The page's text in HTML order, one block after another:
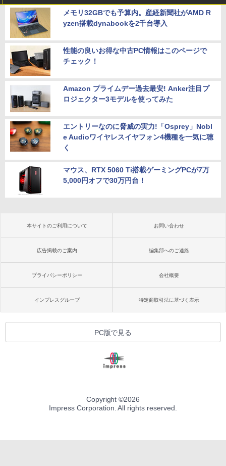
メモリ32GBでも予算内。産経新聞社がAMD R
yzen搭載dynabookを2千台導入
性能の良いお得な中古PC情報はこのページで
チェック！
Amazon プライムデー過去最安! Anker注目プ
ロジェクター3モデルを使ってみた
エントリーなのに脅威の実力!「Osprey」Nobl
e Audioワイヤレスイヤフォン4機種を一気に聴
く
マウス、RTX 5060 Ti搭載ゲーミングPCが7万
5,000円オフで30万円台！
本サイトのご利用について お問い合わせ
広告掲載のご案内 編集部へのご連絡
プライバシーポリシー 会社概要
インプレスグループ 特定商取引法に基づく表示
PC版で見る
Copyright ©2026
Impress Corporation. All rights reserved.